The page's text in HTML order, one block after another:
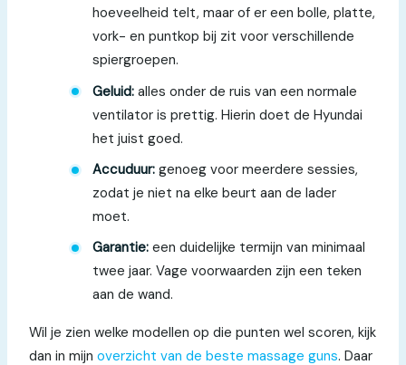
hoeveelheid telt, maar of er een bolle, platte,
vork- en puntkop bij zit voor verschillende
spiergroepen.
Geluid: alles onder de ruis van een normale
ventilator is prettig. Hierin doet de Hyundai
het juist goed.
Accuduur: genoeg voor meerdere sessies,
zodat je niet na elke beurt aan de lader
moet.
Garantie: een duidelijke termijn van minimaal
twee jaar. Vage voorwaarden zijn een teken
aan de wand.
Wil je zien welke modellen op die punten wel scoren, kijk
dan in mijn overzicht van de beste massage guns. Daar